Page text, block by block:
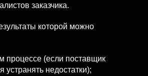
заказчика.
которой можно
процессе (если поставщик
устранять недостатки);